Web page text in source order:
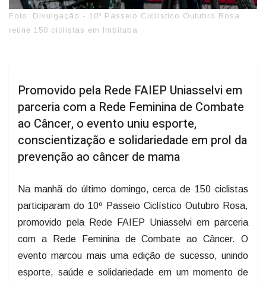
Foto: Divulgação - 10º Passeio Ciclístico Outubro Rosa
reúne 150 ciclistas em Imbituba
Promovido pela Rede FAIEP Uniasselvi em
parceria com a Rede Feminina de Combate
ao Câncer, o evento uniu esporte,
conscientização e solidariedade em prol da
prevenção ao câncer de mama
Na manhã do último domingo, cerca de 150 ciclistas
participaram do 10º Passeio Ciclístico Outubro Rosa,
promovido pela Rede FAIEP Uniasselvi em parceria
com a Rede Feminina de Combate ao Câncer. O
evento marcou mais uma edição de sucesso, unindo
esporte, saúde e solidariedade em um momento de